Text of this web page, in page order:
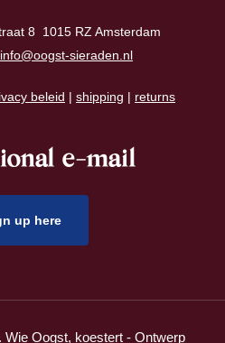
8 1015 RZ Amsterdam
info@oogst-sieraden.nl
beleid | shipping | returns
e-mail
up here
Oogst, koestert - Ontwerp